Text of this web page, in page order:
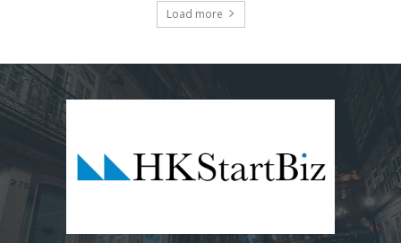
Load more